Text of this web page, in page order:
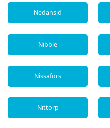
Nedansjö
Nibble
Nissafors
Nittorp